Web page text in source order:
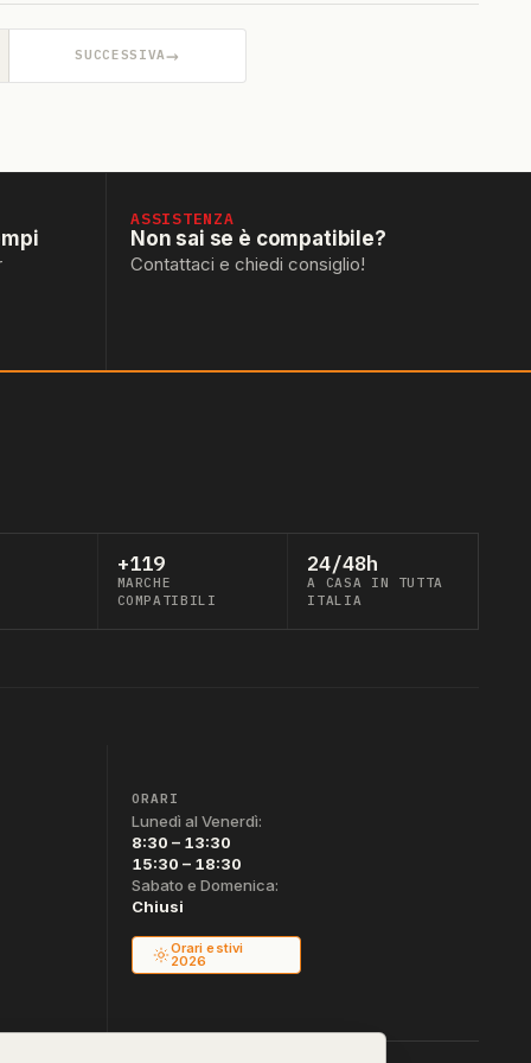
SUCCESSIVA→
ASSISTENZA
Non sai se è compatibile?
Contattaci e chiedi consiglio!
+119
MARCHE
COMPATIBILI
24/48h
A CASA IN TUTTA
ITALIA
ORARI
Lunedì al Venerdì:
8:30 – 13:30
15:30 – 18:30
Sabato e Domenica:
Chiusi
Orari estivi
2026